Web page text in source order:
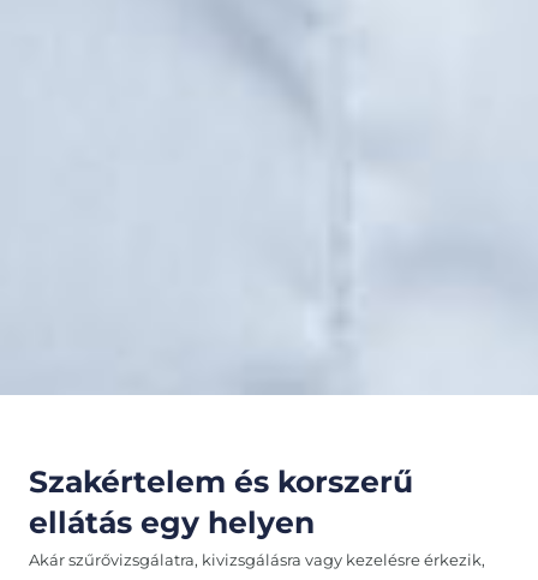
Szakértelem és korszerű
ellátás egy helyen
Akár szűrővizsgálatra, kivizsgálásra vagy kezelésre érkezik,